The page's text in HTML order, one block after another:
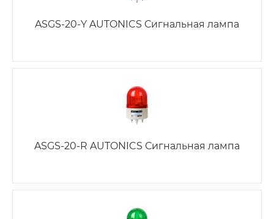
ASGS-20-Y AUTONICS Сигнальная лампа
ASGS-20-R AUTONICS Сигнальная лампа